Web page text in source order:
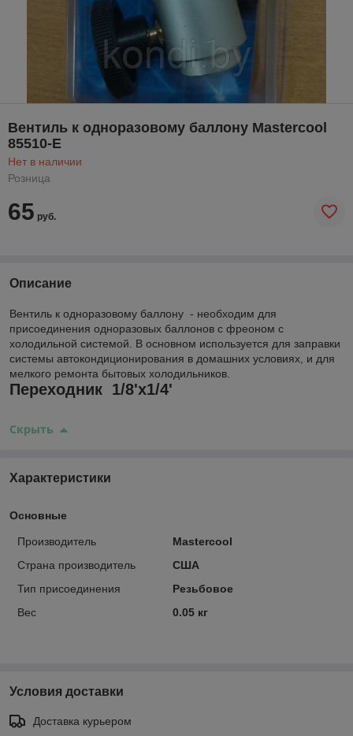
Вентиль к одноразовому баллону Mastercool
85510-E
Нет в наличии
Розница
65 руб.
Описание
Вентиль к одноразовому баллону - необходим для
присоединения одноразовых баллонов с фреоном с
холодильной системой. В основном используется для заправки
системы автокондиционирования в домашних условиях, и для
мелкого ремонта бытовых холодильников.
Переходник 1/8'x1/4'
Скрыть
Характеристики
Основные
Производитель
Mastercool
Страна производитель
США
Тип присоединения
Резьбовое
Вес
0.05 кг
Условия доставки
Доставка курьером